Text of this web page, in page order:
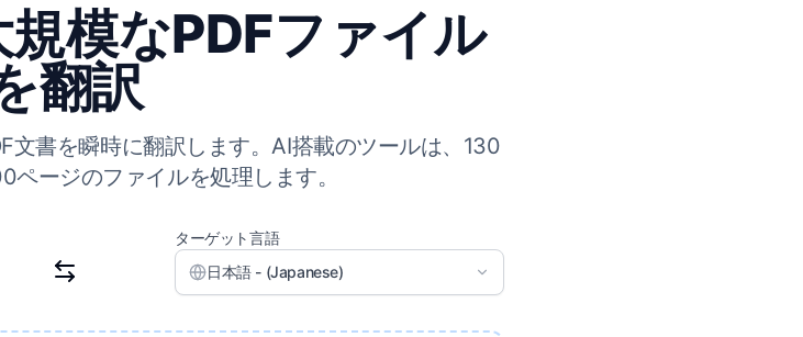
模なPDFファイル
翻訳
文書を瞬時に翻訳します。AI搭載のツールは、130
ージのファイルを処理します。
ターゲット言語
日本語 - (Japanese)